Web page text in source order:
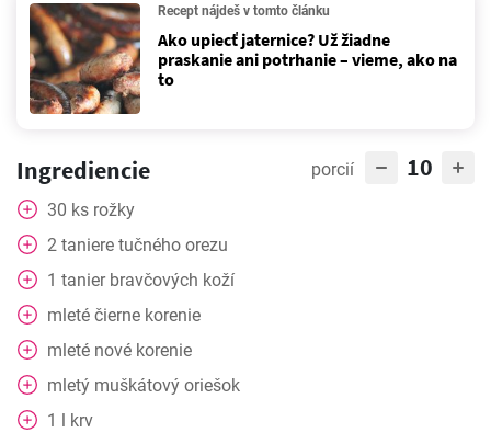
Recept nájdeš v tomto článku
Ako upiecť jaternice? Už žiadne
praskanie ani potrhanie – vieme, ako na
to
Ingrediencie porcií 10
30 ks rožky
2 taniere tučného orezu
1 tanier bravčových koží
mleté čierne korenie
mleté nové korenie
mletý muškátový oriešok
1 l krv